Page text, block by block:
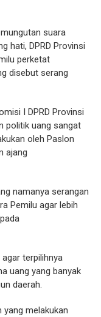
suara
hati, DPRD Provinsi
perketat
disebut serang
I DPRD Provinsi
politik uang sangat
oleh Paslon
ajang
namanya serangan
Pemilu agar lebih
terpilihnya
uang yang banyak
daerah.
melakukan